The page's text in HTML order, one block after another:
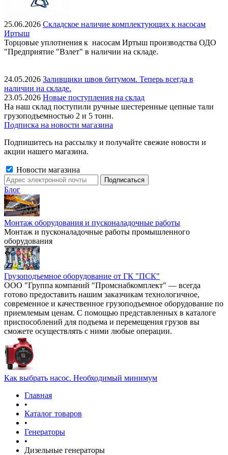
25.06.2026 Складское наличие комплектующих к насосам
Иртыш
Торцовые уплотнения к насосам Иртыш производства ОДО
"Предприятие "Взлет" в наличии на складе.
24.05.2026 Заливщики швов битумом. Теперь всегда в
наличии на складе.
23.05.2026 Новые поступления на склад
На наш склад поступили ручные шестеренные цепные тали
грузоподъемностью 2 и 5 тонн.
Подписка на новости магазина
Подпишитесь на рассылку и получайте свежие новости и
акции нашего магазина.
Новости магазина
Блог
Монтаж оборудования и пусконаладочные работы
Монтаж и пусконаладочные работы промышленного
оборудования
Грузоподъемное оборудование от ГК "ПСК"
ООО "Группа компаний "Промснабкомплект" — всегда
готово предоставить нашим заказчикам технологичное,
современное и качественное грузоподъемное оборудование по
приемлемым ценам. С помощью представленных в каталоге
приспособлений для подъема и перемещения грузов вы
сможете осуществлять с ними любые операции.
Как выбрать насос. Необходимый минимум
Главная
•
Каталог товаров
•
Генераторы
•
Дизельные генераторы